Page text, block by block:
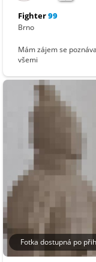
Fighter99
Brno
Mám zájem se
všemi
Fotka dostupná po